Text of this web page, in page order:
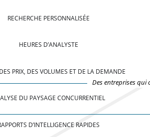
RECHERCHE PERSONNALISÉE
HEURES D’ANALYSTE
PRIX, DES VOLUMES ET DE LA DEMANDE
DU PAYSAGE CONCURRENTIEL
D’INTELLIGENCE RAPIDES
Des entreprises qui